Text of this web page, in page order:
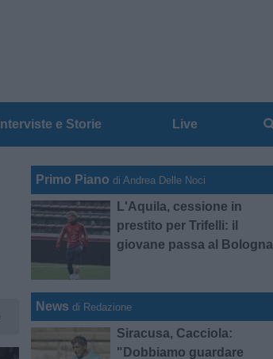
Interviste e Storie Live
Primo Piano di Andrea Delle Noci
L'Aquila, cessione in
prestito per Trifelli: il
giovane passa al Bologna
News di Redazione
Siracusa, Cacciola:
"Dobbiamo guardare